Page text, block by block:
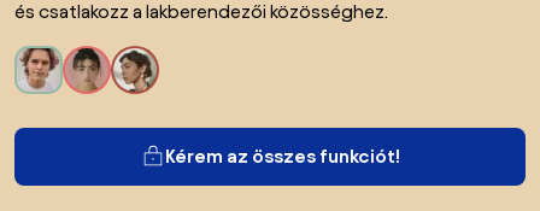
és csatlakozz a lakberendezői közösséghez.
Kérem az összes funkciót!